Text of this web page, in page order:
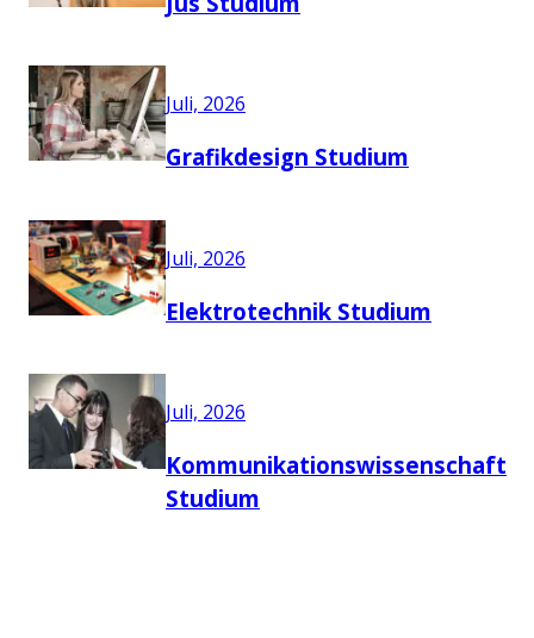
Juli, 2026
Grafikdesign Studium
Juli, 2026
Elektrotechnik Studium
Juli, 2026
Kommunikationswissenschaft
Studium